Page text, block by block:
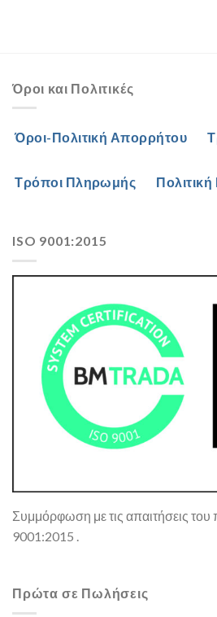
Όροι και Πολιτικές
Όροι-Πολιτική Απορρήτου
Τρόποι Πληρωμής
ISO 9001:2015
Συμμόρφωση με τις απαιτήσεις
9001:2015 .
Πρώτα σε Πωλήσεις